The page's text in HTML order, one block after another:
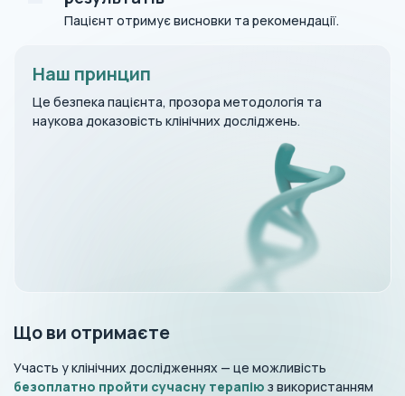
Пацієнт отримує висновки та рекомендації.
Наш принцип
Це безпека пацієнта, прозора методологія та
наукова доказовість клінічних досліджень.
Що ви отримаєте
Участь у клінічних дослідженнях — це можливість
безоплатно пройти сучасну терапію з використанням